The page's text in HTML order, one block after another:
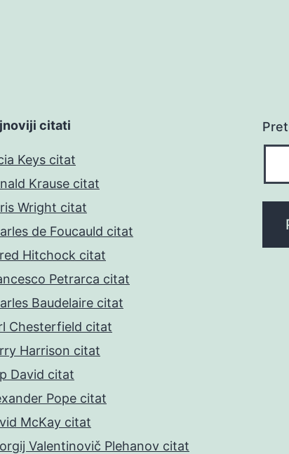
citati
Keys citat
Krause citat
Wright citat
de Foucauld citat
Hitchock citat
Petrarca citat
Baudelaire citat
Chesterfield citat
Harrison citat
David citat
Pope citat
McKay citat
Valentinovič Plehanov citat